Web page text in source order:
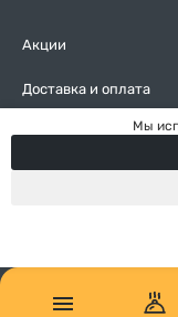
Акции
Доставка и оплата
Контакты Мы